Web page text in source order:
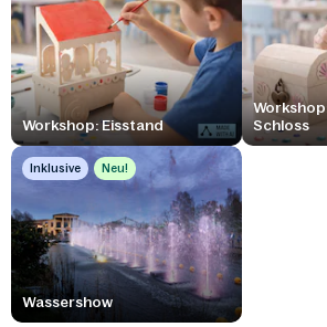
Workshop: Eisstand
Schloss
Inklusive Neu!
Wassershow